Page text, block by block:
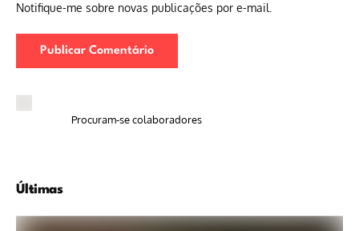
Notifique-me sobre novas publicações por e-mail.
Procuram-se colaboradores
Últimas